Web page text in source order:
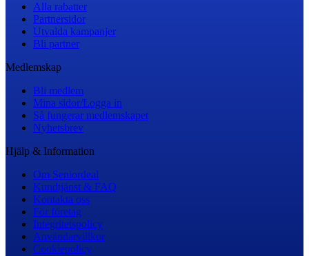
Alla rabatter
Partnersidor
Utvalda kampanjer
Bli partner
Medlemskap
Bli medlem
Mina sidor/Logga in
Så fungerar medlemskapet
Nyhetsbrev
Hjälp & Information
Om Seniordeal
Kundtjänst & FAQ
Kontakta oss
För företag
Integritetspolicy
Användarvillkor
Cookiepolicy